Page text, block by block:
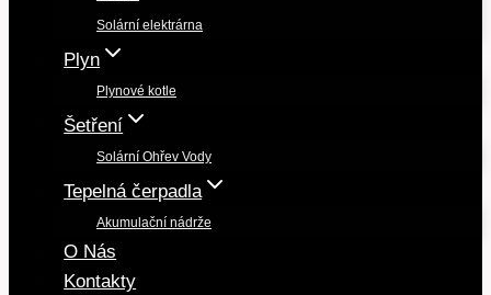
Solární elektrárna
Plyn
Plynové kotle
Šetření
Solární Ohřev Vody
Tepelná čerpadla
Akumulační nádrže
O Nás
Kontakty